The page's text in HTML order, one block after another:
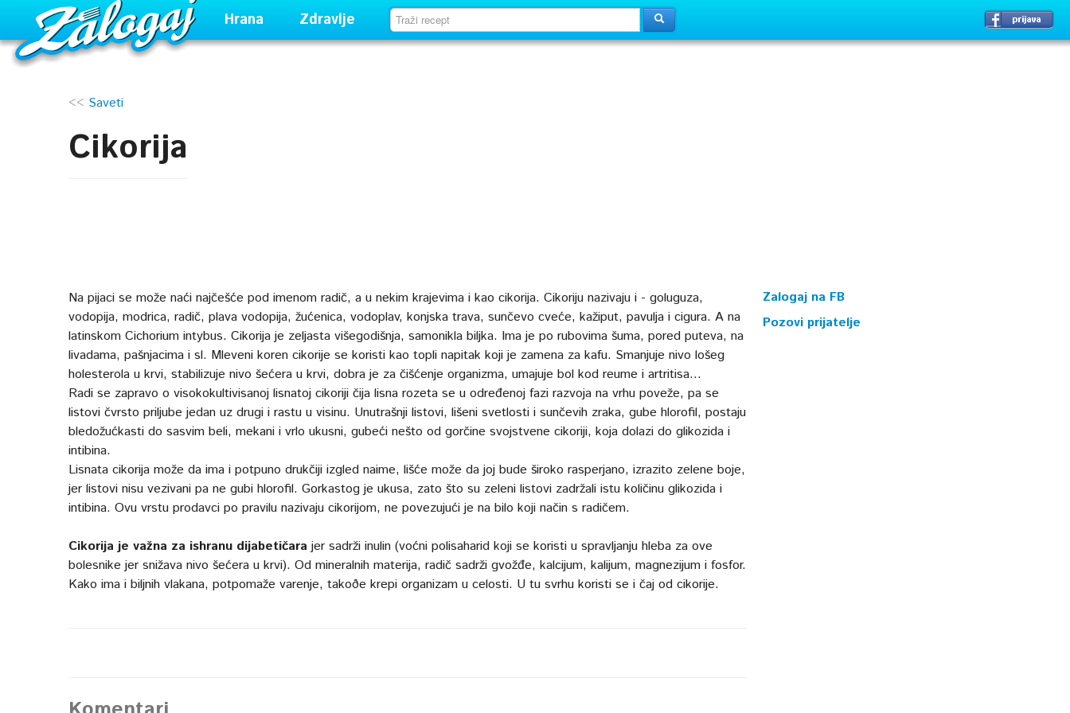
Hrana Zdravlje
<< Saveti
Cikorija
Na pijaci se može naći najčešće pod imenom radič, a u nekim krajevima i kao cikorija. Cikoriju nazivaju i - goluguza,
vodopija, modrica, radič, plava vodopija, žućenica, vodoplav, konjska trava, sunčevo cveće, kažiput, pavulja i cigura. A na
latinskom Cichorium intybus. Cikorija je zeljasta višegodišnja, samonikla biljka. Ima je po rubovima šuma, pored puteva, na
livadama, pašnjacima i sl. Mleveni koren cikorije se koristi kao topli napitak koji je zamena za kafu. Smanjuje nivo lošeg
holesterola u krvi, stabilizuje nivo šećera u krvi, dobra je za čišćenje organizma, umajuje bol kod reume i artritisa...
Radi se zapravo o visokokultivisanoj lisnatoj cikoriji čija lisna rozeta se u određenoj fazi razvoja na vrhu poveže, pa se
listovi čvrsto priljube jedan uz drugi i rastu u visinu. Unutrašnji listovi, lišeni svetlosti i sunčevih zraka, gube hlorofil, postaju
bledožućkasti do sasvim beli, mekani i vrlo ukusni, gubeći nešto od gorčine svojstvene cikoriji, koja dolazi do glikozida i
intibina.
Lisnata cikorija može da ima i potpuno drukčiji izgled naime, lišće može da joj bude široko rasperjano, izrazito zelene boje,
jer listovi nisu vezivani pa ne gubi hlorofil. Gorkastog je ukusa, zato što su zeleni listovi zadržali istu količinu glikozida i
intibina. Ovu vrstu prodavci po pravilu nazivaju cikorijom, ne povezujući je na bilo koji način s radičem.
Cikorija je važna za ishranu dijabetičara jer sadrži inulin (voćni polisaharid koji se koristi u spravljanju hleba za ove
bolesnike jer snižava nivo šećera u krvi). Od mineralnih materija, radič sadrži gvožđe, kalcijum, kalijum, magnezijum i fosfor.
Kako ima i biljnih vlakana, potpomaže varenje, takoðe krepi organizam u celosti. U tu svrhu koristi se i čaj od cikorije.
Zalogaj na FB
Pozovi prijatelje